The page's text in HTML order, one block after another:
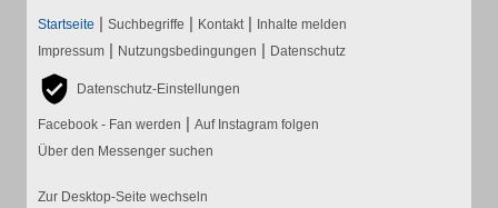
Startseite | Suchbegriffe | Kontakt | Inhalte melden
Impressum | Nutzungsbedingungen | Datenschutz
Datenschutz-Einstellungen
Facebook - Fan werden | Auf Instagram folgen
Über den Messenger suchen
Zur Desktop-Seite wechseln